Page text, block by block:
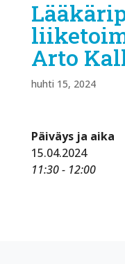
Arto
huhti 15, 2024
Päiväys ja aika
15.04.2024
11:30 - 12:00